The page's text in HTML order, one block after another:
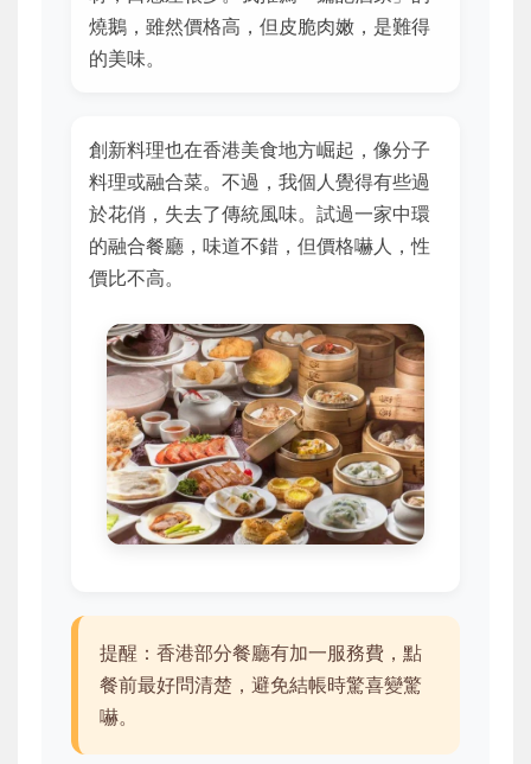
燒鵝，雖然價格高，但皮脆肉嫩，是難得
的美味。
創新料理也在香港美食地方崛起，像分子
料理或融合菜。不過，我個人覺得有些過
於花俏，失去了傳統風味。試過一家中環
的融合餐廳，味道不錯，但價格嚇人，性
價比不高。
提醒：香港部分餐廳有加一服務費，點
餐前最好問清楚，避免結帳時驚喜變驚
嚇。